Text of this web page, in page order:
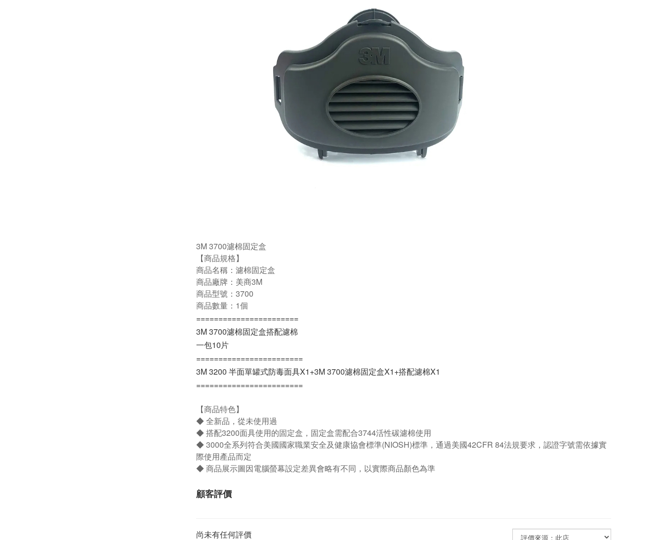
3M 3700濾棉固定盒
【商品規格】
商品名稱：濾棉固定盒
商品廠牌：美商3M
商品型號：3700
商品數量：1個
=======================
3M 3700濾棉固定盒搭配濾棉
一包10片
========================
3M 3200 半面單罐式防毒面具X1+3M 3700濾棉固定盒X1+搭配濾棉X1
========================
【商品特色】
◆ 全新品，從未使用過
◆ 搭配3200面具使用的固定盒，固定盒需配合3744活性碳濾棉使用
◆ 3000全系列符合美國國家職業安全及健康協會標準(NIOSH)標準，通過美國42CFR 84法規要求，認證字號需依據實
際使用產品而定
◆ 商品展示圖因電腦螢幕設定差異會略有不同，以實際商品顏色為準
顧客評價
尚未有任何評價